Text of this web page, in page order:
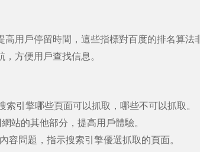
用戶停留時間，這些指標對百度的排名算法
方便用戶查找信息。
索引擎哪些頁面可以抓取，哪些不可以抓取。
站的其他部分，提高用戶體驗。
容問題，指示搜索引擎優選抓取的頁面。